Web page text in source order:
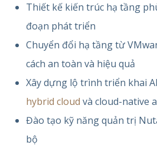
Thiết kế kiến trúc hạ tầng
đoạn phát triển
Chuyển đổi hạ tầng từ
cách an toàn và hiệu quả
Xây dựng lộ trình triển khai
hybrid cloud và cloud-native
Đào tạo kỹ năng quản trị
bộ